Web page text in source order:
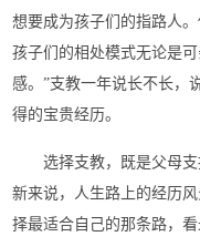
想要成为孩子们的指路人
孩子们的相处模式无论是
感。”支教一年说长不长，
得的宝贵经历。
选择支教，既是父母
新来说，人生路上的经历
择最适合自己的那条路，